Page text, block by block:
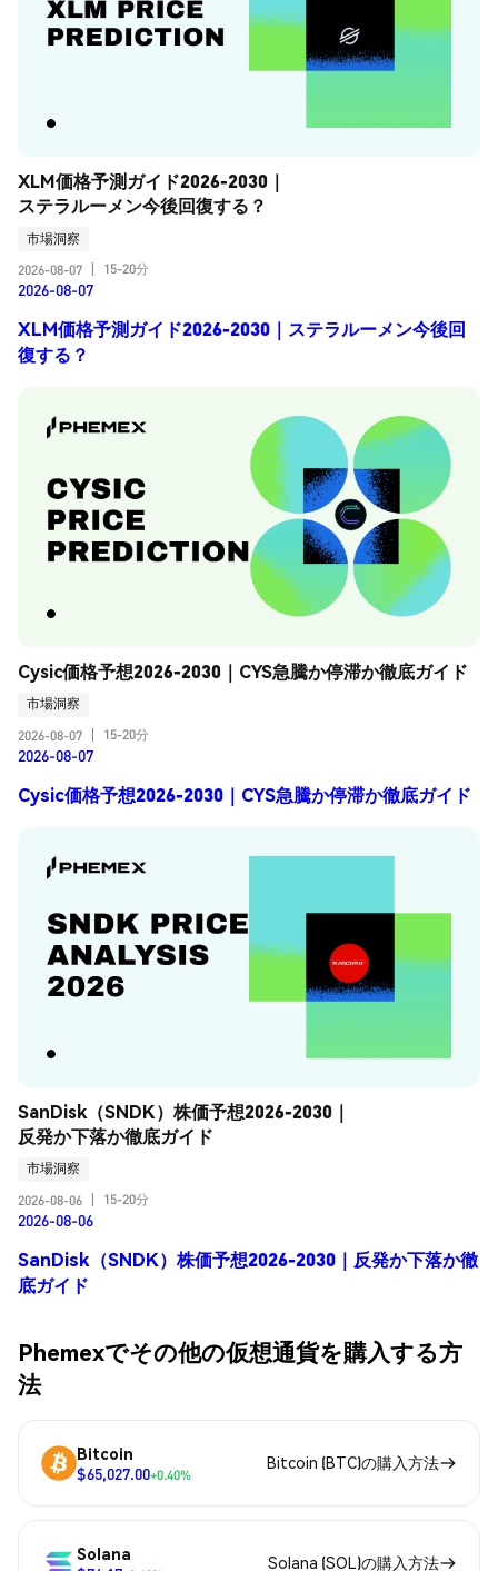
XLM価格予測ガイド2026-2030｜
ステラルーメン今後回復する？
市場洞察
2026-08-07
15-20分
2026-08-07
XLM価格予測ガイド2026-2030｜ステラルーメン今後回
復する？
Cysic価格予想2026-2030｜CYS急騰か停滞か徹底ガイド
市場洞察
2026-08-07
15-20分
2026-08-07
Cysic価格予想2026-2030｜CYS急騰か停滞か徹底ガイド
SanDisk（SNDK）株価予想2026-2030｜
反発か下落か徹底ガイド
市場洞察
2026-08-06
15-20分
2026-08-06
SanDisk（SNDK）株価予想2026-2030｜反発か下落か徹
底ガイド
Phemexでその他の仮想通貨を購入する方
法
Bitcoin
$65,027.00+0.40%
Bitcoin (BTC)の購入方法
Solana
Solana (SOL)の購入方法